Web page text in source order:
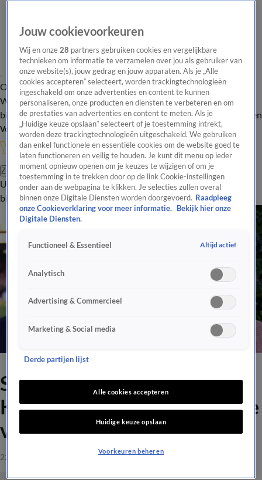
Overzicht Onze programma's Uitzendingen Onze gezichten
In de
WandelgangenInterviewsUitzending
bijwonenPodcastShopVeelgestelde vragenKijkersvraag insturen
Volg Vandaag Inside
Zoeken
UitzendingenVandaag InsideDe OranjezomerShopUitzending
bijwonen
Schmidt klaar met Hans
Kraay Jr.: 'De kwaliteit van je
vragen wordt steeds minder'
22 sep 2021, 19:28
Jouw cookievoorkeuren
Wij en onze28 partners gebruiken cookies en vergelijkbare
technieken om informatie te verzamelen over jou als gebruiker van
onze website(s), jouw gedrag en jouw apparaten. Als je „Alle
cookies accepteren” selecteert, worden trackingtechnologieën
ingeschakeld om onze advertenties en content te kunnen
personaliseren, onze producten en diensten te verbeteren en om
de prestaties van advertenties en content te meten. Als je
„Huidige keuze opslaan” selecteert of je toestemming intrekt,
worden deze trackingtechnologieën uitgeschakeld. We gebruiken
dan enkel functionele en essentiële cookies om de website goed te
laten functioneren en veilig te houden. Je kunt dit menu op ieder
moment opnieuw openen om je keuzes te wijzigen of om je
toestemming in te trekken door op de link Cookie-instellingen
onder aan de webpagina te klikken. Je selecties zullen overal
binnen onze Digitale Diensten worden doorgevoerd. Raadpleeg
onze Cookieverklaring voor meer informatie.
Bekijk hier onze
Digitale Diensten.
Functioneel & Essentieel Altijd actief
Analytisch
Advertising & Commercieel
Marketing & Social media
Derde partijen lijst
Alle cookies accepteren
Huidige keuze opslaan
Voorkeuren beheren